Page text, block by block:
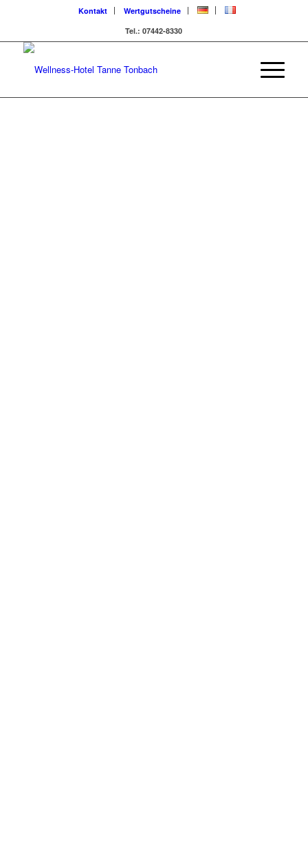
Kontakt
Wertgutscheine
Tel.: 07442-8330